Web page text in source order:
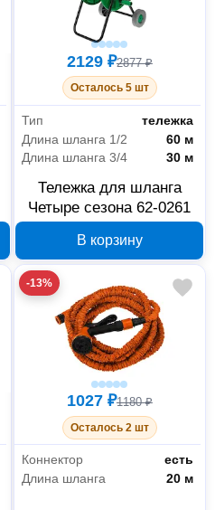
2129 ₽2877 ₽
Осталось 5 шт
Тип
тележка
Длина шланга 1/2
60 м
Длина шланга 3/4
30 м
Тележка для шланга
Четыре сезона 62-0261
В корзину
-13%
1027 ₽1180 ₽
Осталось 2 шт
Коннектор
есть
Длина шланга
20 м